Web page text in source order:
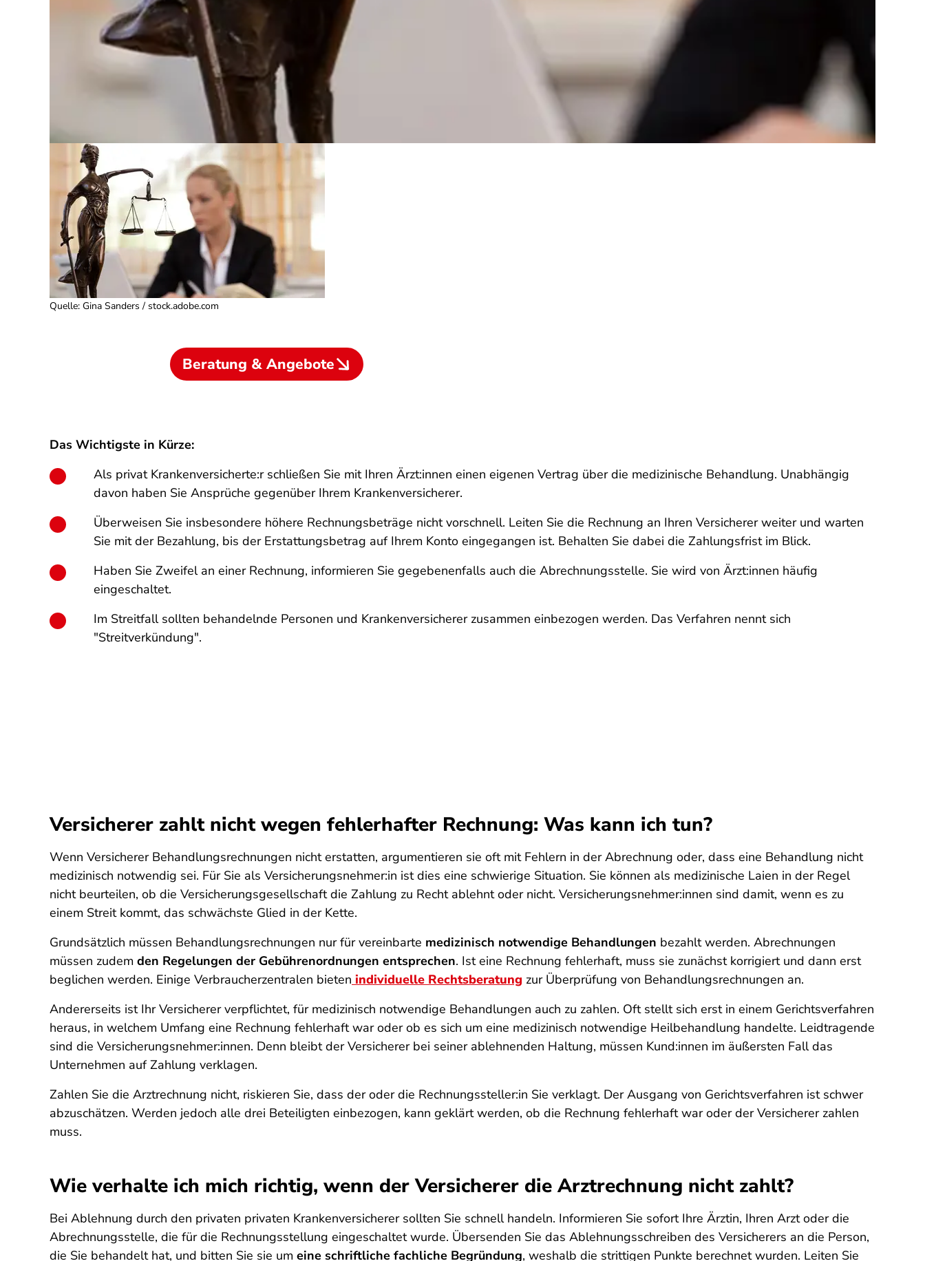
Quelle: Gina Sanders / stock.adobe.com
Beratung & Angebote
Das Wichtigste in Kürze:
Als privat Krankenversicherte:r schließen Sie mit Ihren Ärzt:innen einen eigenen Vertrag über die medizinische Behandlung. Unabhängig
davon haben Sie Ansprüche gegenüber Ihrem Krankenversicherer.
Überweisen Sie insbesondere höhere Rechnungsbeträge nicht vorschnell. Leiten Sie die Rechnung an Ihren Versicherer weiter und warten
Sie mit der Bezahlung, bis der Erstattungsbetrag auf Ihrem Konto eingegangen ist. Behalten Sie dabei die Zahlungsfrist im Blick.
Haben Sie Zweifel an einer Rechnung, informieren Sie gegebenenfalls auch die Abrechnungsstelle. Sie wird von Ärzt:innen häufig
eingeschaltet.
Im Streitfall sollten behandelnde Personen und Krankenversicherer zusammen einbezogen werden. Das Verfahren nennt sich
"Streitverkündung".
Versicherer zahlt nicht wegen fehlerhafter Rechnung: Was kann ich tun?
Wenn Versicherer Behandlungsrechnungen nicht erstatten, argumentieren sie oft mit Fehlern in der Abrechnung oder, dass eine Behandlung nicht
medizinisch notwendig sei. Für Sie als Versicherungsnehmer:in ist dies eine schwierige Situation. Sie können als medizinische Laien in der Regel
nicht beurteilen, ob die Versicherungsgesellschaft die Zahlung zu Recht ablehnt oder nicht. Versicherungsnehmer:innen sind damit, wenn es zu
einem Streit kommt, das schwächste Glied in der Kette.
Grundsätzlich müssen Behandlungsrechnungen nur für vereinbarte medizinisch notwendige Behandlungen bezahlt werden. Abrechnungen
müssen zudem den Regelungen der Gebührenordnungen entsprechen. Ist eine Rechnung fehlerhaft, muss sie zunächst korrigiert und dann erst
beglichen werden. Einige Verbraucherzentralen bieten individuelle Rechtsberatung zur Überprüfung von Behandlungsrechnungen an.
Andererseits ist Ihr Versicherer verpflichtet, für medizinisch notwendige Behandlungen auch zu zahlen. Oft stellt sich erst in einem Gerichtsverfahren
heraus, in welchem Umfang eine Rechnung fehlerhaft war oder ob es sich um eine medizinisch notwendige Heilbehandlung handelte. Leidtragende
sind die Versicherungsnehmer:innen. Denn bleibt der Versicherer bei seiner ablehnenden Haltung, müssen Kund:innen im äußersten Fall das
Unternehmen auf Zahlung verklagen.
Zahlen Sie die Arztrechnung nicht, riskieren Sie, dass der oder die Rechnungssteller:in Sie verklagt. Der Ausgang von Gerichtsverfahren ist schwer
abzuschätzen. Werden jedoch alle drei Beteiligten einbezogen, kann geklärt werden, ob die Rechnung fehlerhaft war oder der Versicherer zahlen
muss.
Wie verhalte ich mich richtig, wenn der Versicherer die Arztrechnung nicht zahlt?
Bei Ablehnung durch den privaten privaten Krankenversicherer sollten Sie schnell handeln. Informieren Sie sofort Ihre Ärztin, Ihren Arzt oder die
Abrechnungsstelle, die für die Rechnungsstellung eingeschaltet wurde. Übersenden Sie das Ablehnungsschreiben des Versicherers an die Person,
die Sie behandelt hat, und bitten Sie sie um eine schriftliche fachliche Begründung, weshalb die strittigen Punkte berechnet wurden. Leiten Sie